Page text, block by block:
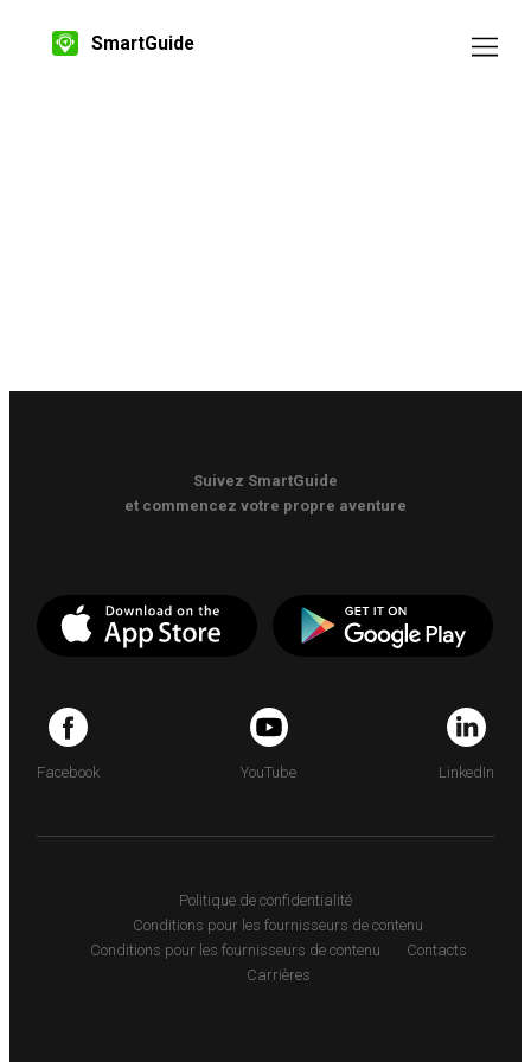
SmartGuide
Suivez SmartGuide
et commencez votre propre aventure
Facebook YouTube LinkedIn
Politique de confidentialité
Conditions pour les fournisseurs de contenu
Conditions pour les fournisseurs de contenu
Contacts
Carrières